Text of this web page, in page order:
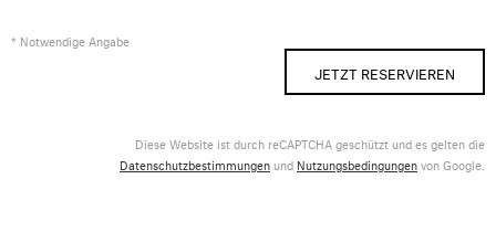
* Notwendige Angabe
JETZT RESERVIEREN
Diese Website ist durch reCAPTCHA geschützt und es gelten die
Datenschutzbestimmungen und Nutzungsbedingungenvon Google.